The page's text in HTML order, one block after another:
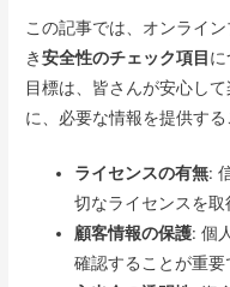
この記事では、オンライ
き安全性のチェック項目
目標は、皆さんが安心し
に、必要な情報を提供する
ライセンスの有無:
切なライセンスを取
顧客情報の保護: 個
確認することが重要